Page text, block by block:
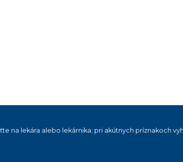
na lekára alebo lekárnika; pri akútnych príznakoch